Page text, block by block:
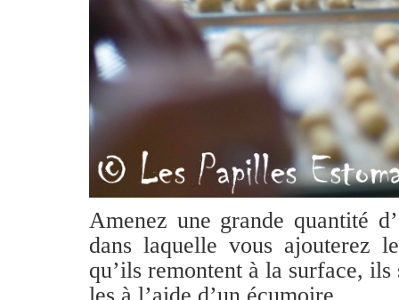
Amenez une grande quantité
dans laquelle vous ajouterez
qu’ils remontent à la surface,
les à l’aide d’un écumoire.